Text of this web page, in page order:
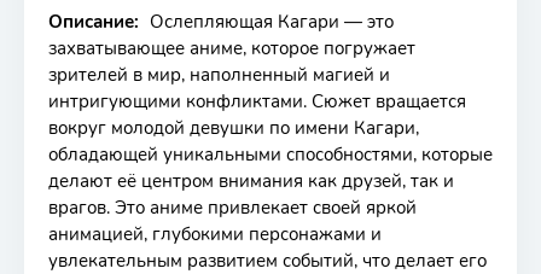
Описание: Ослепляющая Кагари — это
захватывающее аниме, которое погружает
зрителей в мир, наполненный магией и
интригующими конфликтами. Сюжет вращается
вокруг молодой девушки по имени Кагари,
обладающей уникальными способностями, которые
делают её центром внимания как друзей, так и
врагов. Это аниме привлекает своей яркой
анимацией, глубокими персонажами и
увлекательным развитием событий, что делает его